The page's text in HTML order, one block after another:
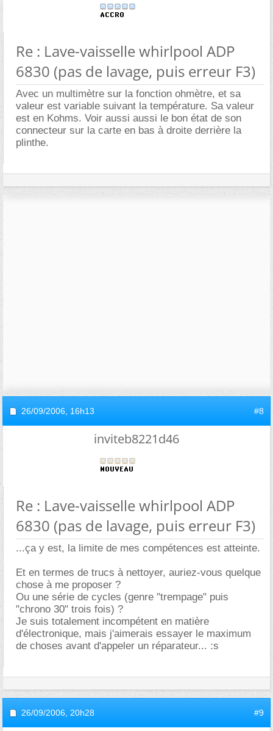
Re : Lave-vaisselle whirlpool ADP
6830 (pas de lavage, puis erreur F3)
Avec un multimètre sur la fonction ohmètre, et sa
valeur est variable suivant la température. Sa valeur
est en Kohms. Voir aussi aussi le bon état de son
connecteur sur la carte en bas à droite derrière la
plinthe.
26/09/2006, 16h13 #8
inviteb8221d46
Re : Lave-vaisselle whirlpool ADP
6830 (pas de lavage, puis erreur F3)
...ça y est, la limite de mes compétences est atteinte.
Et en termes de trucs à nettoyer, auriez-vous quelque
chose à me proposer ?
Ou une série de cycles (genre "trempage" puis
"chrono 30" trois fois) ?
Je suis totalement incompétent en matière
d'électronique, mais j'aimerais essayer le maximum
de choses avant d'appeler un réparateur... :s
26/09/2006, 20h28 #9